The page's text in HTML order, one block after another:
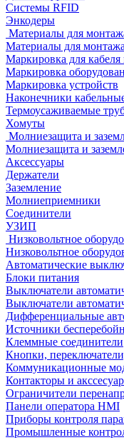
Системы RFID
Энкодеры
Материалы для
Материалы для монтажа
Маркировка для
Маркировка
Маркировка устройств
Наконечники
Термоусаживаемые
Хомуты
Молниезащита и
Молниезащита и
Аксессуары
Держатели
Заземление
Молниеприемники
Соединители
УЗИП
Низковольтное
Низковольтное
Автоматические
Блоки питания
Выключатели
Выключатели
Дифференциальные
Источники
Клеммные соединители
Кнопки,
Коммуникационные
Контакторы и
Ограничители
Панели оператора HMI
Приборы контроля
Промышленные